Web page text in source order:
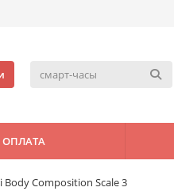
ОПЛАТА
Composition Scale 3